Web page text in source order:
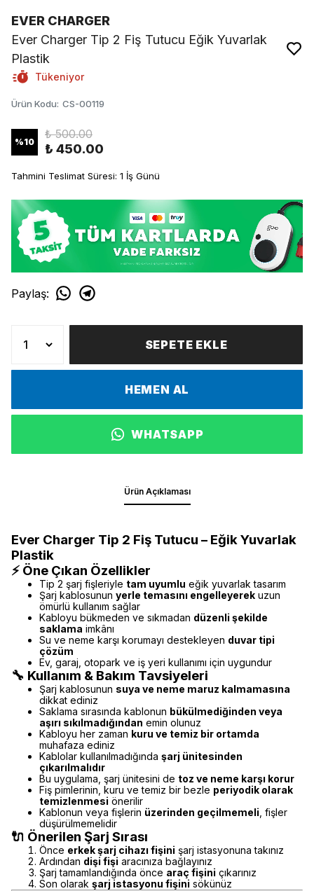
EVER CHARGER
Ever Charger Tip 2 Fiş Tutucu Eğik Yuvarlak
Plastik
Tükeniyor
Ürün Kodu: CS-00119
%10
₺ 500.00
₺ 450.00
Tahmini Teslimat Süresi: 1 İş Günü
Paylaş:
SEPETE EKLE
HEMEN AL
WHATSAPP
Ürün Açıklaması
Ever Charger Tip 2 Fiş Tutucu – Eğik Yuvarlak
Plastik
⚡ Öne Çıkan Özellikler
Tip 2 şarj fişleriyle tam uyumlu eğik yuvarlak tasarım
Şarj kablosunun yerle temasını engelleyerek uzun
ömürlü kullanım sağlar
Kabloyu bükmeden ve sıkmadan düzenli şekilde
saklama imkânı
Su ve neme karşı korumayı destekleyen duvar tipi
çözüm
Ev, garaj, otopark ve iş yeri kullanımı için uygundur
🔧 Kullanım & Bakım Tavsiyeleri
Şarj kablosunun suya ve neme maruz kalmamasına
dikkat ediniz
Saklama sırasında kablonun bükülmediğinden veya
aşırı sıkılmadığından emin olunuz
Kabloyu her zaman kuru ve temiz bir ortamda
muhafaza ediniz
Kablolar kullanılmadığında şarj ünitesinden
çıkarılmalıdır
Bu uygulama, şarj ünitesini de toz ve neme karşı korur
Fiş pimlerinin, kuru ve temiz bir bezle periyodik olarak
temizlenmesi önerilir
Kablonun veya fişlerin üzerinden geçilmemeli , fişler
düşürülmemelidir
🔌 Önerilen Şarj Sırası
Önce erkek şarj cihazı fişini şarj istasyonuna takınız
Ardından dişi fişi aracınıza bağlayınız
Şarj tamamlandığında önce araç fişini çıkarınız
Son olarak şarj istasyonu fişini sökünüz